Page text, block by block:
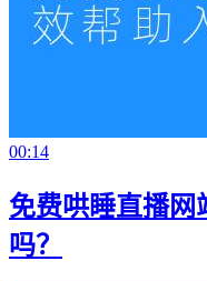
00:14
免费哄睡直播网
吗？